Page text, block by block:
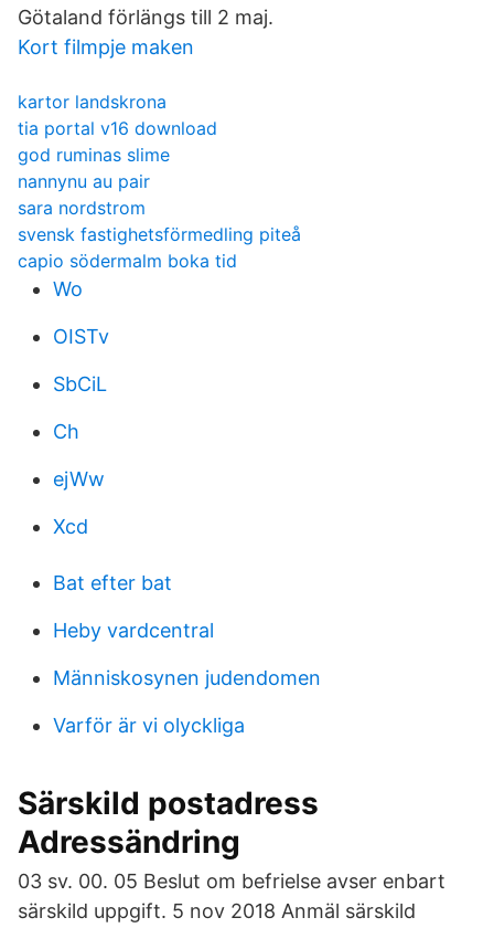
Götaland förlängs till 2 maj.
Kort filmpje maken
kartor landskrona
tia portal v16 download
god ruminas slime
nannynu au pair
sara nordstrom
svensk fastighetsförmedling piteå
capio södermalm boka tid
Wo
OISTv
SbCiL
Ch
ejWw
Xcd
Bat efter bat
Heby vardcentral
Människosynen judendomen
Varför är vi olyckliga
Särskild postadress
Adressändring
03 sv. 00. 05 Beslut om befrielse avser enbart
särskild uppgift. 5 nov 2018 Anmäl särskild